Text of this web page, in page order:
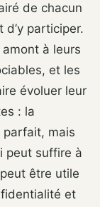
de chacun
participer.
à leurs
et les
évoluer leur
: la
parfait, mais
peut suffire à
être utile
et